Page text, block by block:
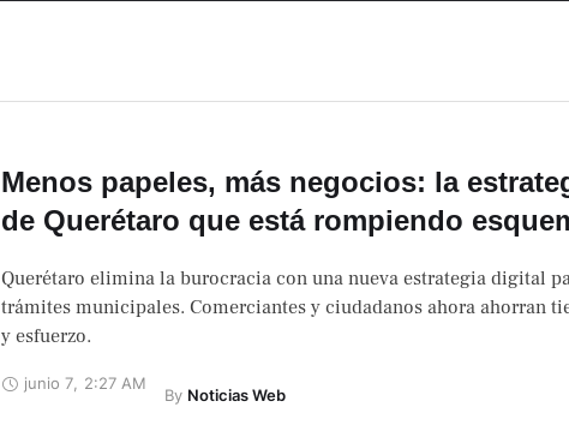
Menos papeles, más negocios: la
de Querétaro que está rompiendo
Querétaro elimina la burocracia con una nueva estrategia digital
trámites municipales. Comerciantes y ciudadanos ahora ahorran
y esfuerzo.
junio 7, 2:27 AM
By Noticias Web